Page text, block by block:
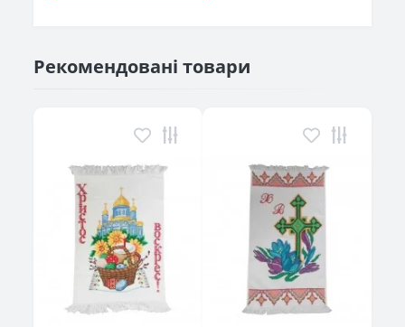
Рекомендовані товари